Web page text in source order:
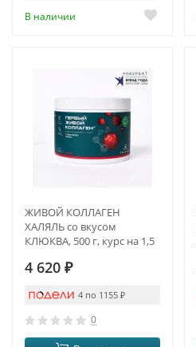
В наличии
ЖИВОЙ КОЛЛАГЕН
ХАЛЯЛЬ со вкусом
КЛЮКВА, 500 г, курс на 1,5
4 620 ₽
4 по 1155 ₽
0